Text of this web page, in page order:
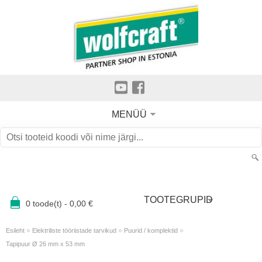
MENÜÜ
0 toode(t) - 0,00 € TOOTEGRUPID
Esileht » Elektriliste tööriistade tarvikud » Puurid / komplektid »
Tapipuur Ø 26 mm x 53 mm